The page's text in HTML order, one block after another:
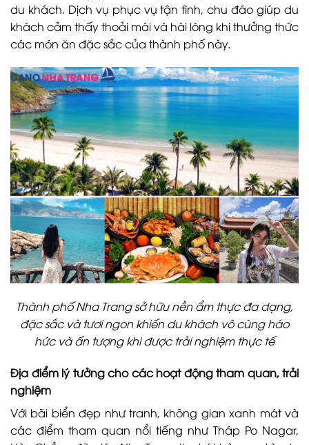
du khách. Dịch vụ phục vụ tận tình, chu đáo giúp du
khách cảm thấy thoải mái và hài lòng khi thưởng thức
các món ăn đặc sắc của thành phố này.
Thành phố Nha Trang sở hữu nền ẩm thực đa dạng,
đặc sắc và tươi ngon khiến du khách vô cùng háo
hức và ấn tượng khi được trải nghiệm thực tế
Địa điểm lý tưởng cho các hoạt động tham quan, trải
nghiệm
Với bãi biển đẹp như tranh, không gian xanh mát và
các điểm tham quan nổi tiếng như Tháp Po Nagar,